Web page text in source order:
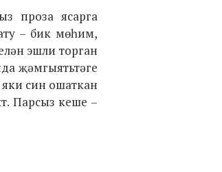
проза ясарга
– бик мөһим,
эшли торган
җәмгыятьтәге
яки син ошаткан
Парсыз кеше –